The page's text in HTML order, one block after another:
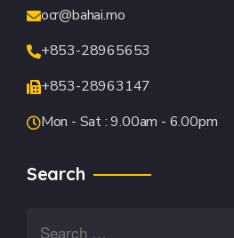
ocr@bahai.mo
+853-28965653
+853-28963147
Mon - Sat : 9.00am - 6.00pm
Search